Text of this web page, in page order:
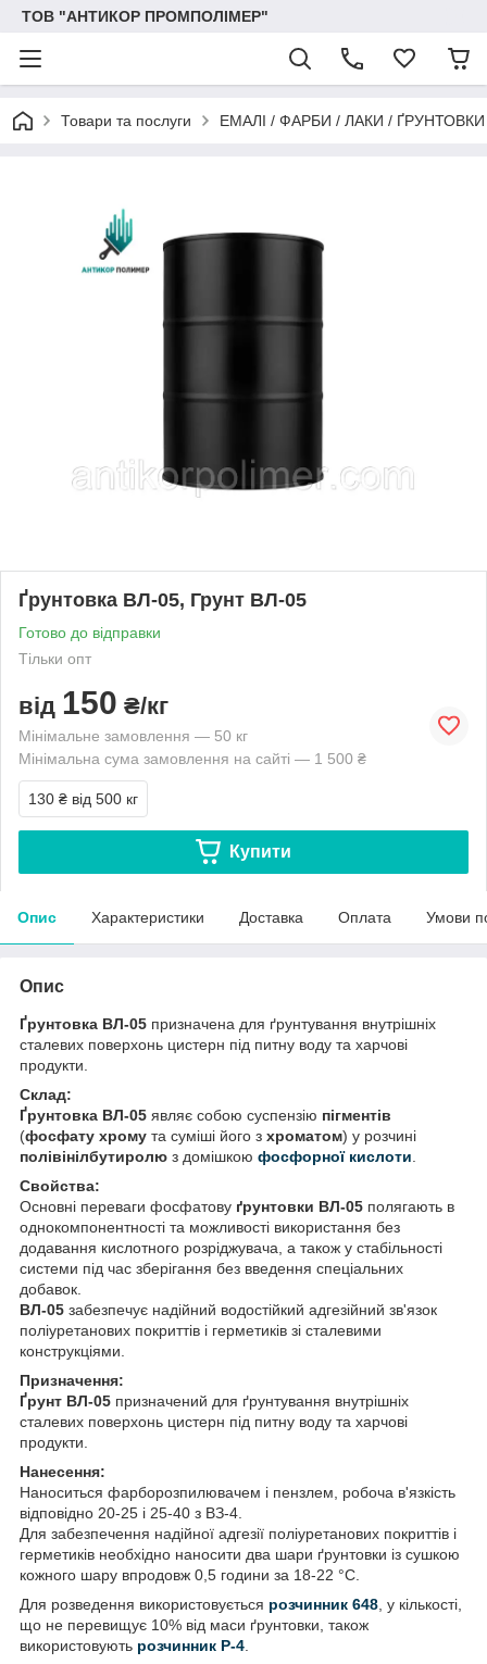
ТОВ "АНТИКОР ПРОМПОЛІМЕР"
Товари та послуги ЕМАЛІ / ФАРБИ / ЛАКИ /
Ґрунтовка ВЛ-05, Грунт ВЛ-05
Готово до відправки
Тільки опт
від 150 ₴/кг
Мінімальне замовлення — 50 кг
Мінімальна сума замовлення на сайті — 1 500 ₴
130 ₴ від 500 кг
Купити
Опис Характеристики Доставка Оплата Умови
Опис
Ґрунтовка ВЛ-05 призначена для ґрунтування внутрішніх
сталевих поверхонь цистерн під питну воду та харчові
продукти.
Склад:
Ґрунтовка ВЛ-05 являє собою суспензію пігментів
(фосфату хрому та суміші його з хроматом) у розчині
полівінілбутиролю з домішкою фосфорної кислоти
Свойства:
Основні переваги фосфатову ґрунтовки ВЛ-05 полягають в
однокомпонентності та можливості використання без
додавання кислотного розріджувача, а також у стабільності
системи під час зберігання без введення спеціальних
добавок.
ВЛ-05 забезпечує надійний водостійкий адгезійний зв'язок
поліуретанових покриттів і герметиків зі сталевими
конструкціями.
Призначення:
Ґрунт ВЛ-05 призначений для ґрунтування внутрішніх
сталевих поверхонь цистерн під питну воду та харчові
продукти.
Нанесення:
Наноситься фарборозпилювачем і пензлем, робоча в'язкість
відповідно 20-25 і 25-40 з ВЗ-4.
Для забезпечення надійної адгезії поліуретанових покриттів і
герметиків необхідно наносити два шари ґрунтовки із сушкою
кожного шару впродовж 0,5 години за 18-22 °C.
Для розведення використовується розчинник 648 , у кількості,
що не перевищує 10% від маси ґрунтовки, також
використовують розчинник Р-4